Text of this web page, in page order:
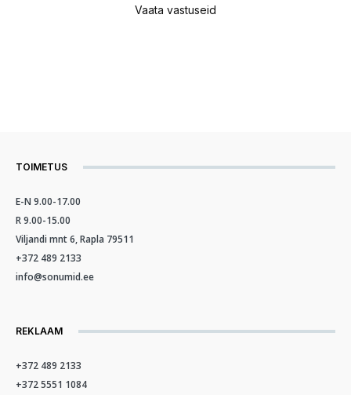
Vaata vastuseid
TOIMETUS
E-N 9.00-17.00
R 9.00-15.00
Viljandi mnt 6, Rapla 79511
+372 489 2133
info@sonumid.ee
REKLAAM
+372 489 2133
+372 5551 1084